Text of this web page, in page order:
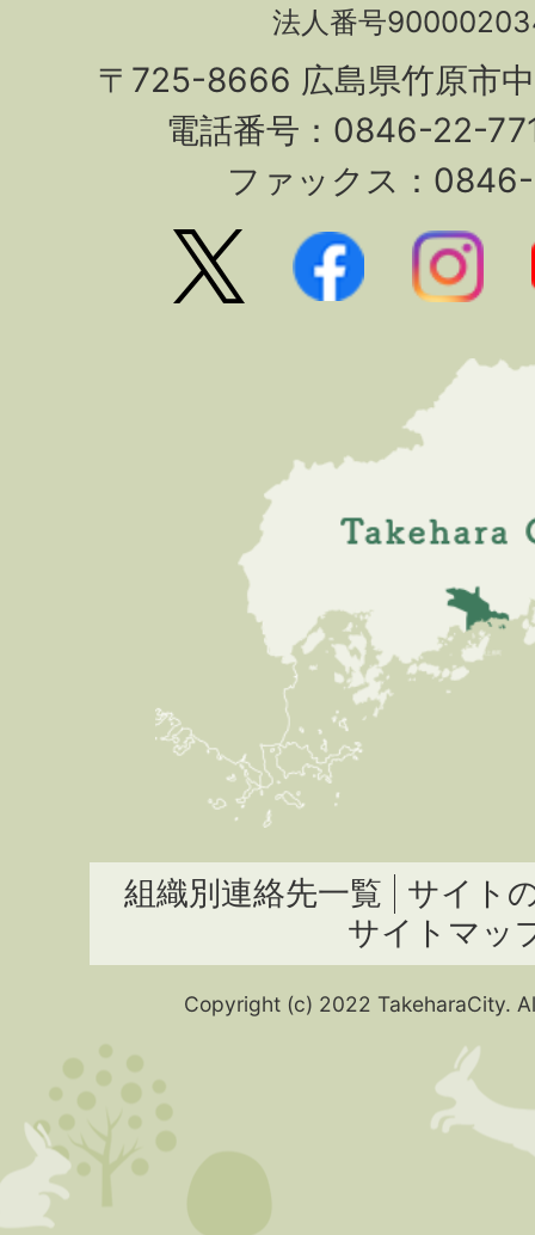
法人番号
〒725-8666 広島県竹原市
電話番号：0846-22-
ファックス：
組織別連絡先一覧
サイト
サイトマッ
Copyright (c) 2022 TakeharaCity.